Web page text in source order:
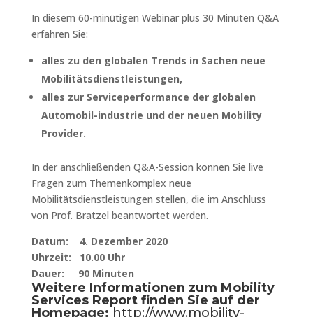
In diesem 60-minütigen Webinar plus 30 Minuten Q&A
erfahren Sie:
alles zu den globalen Trends in Sachen neue
Mobilitätsdienstleistungen,
alles zur Serviceperformance der globalen
Automobil-industrie und der neuen Mobility
Provider.
In der anschließenden Q&A-Session können Sie live
Fragen zum Themenkomplex neue
Mobilitätsdienstleistungen stellen, die im Anschluss
von Prof. Bratzel beantwortet werden.
Datum: 4. Dezember 2020
Uhrzeit: 10.00 Uhr
Dauer: 90 Minuten
Weitere Informationen zum Mobility
Services Report finden Sie auf der
Homepage: http://www.mobility-